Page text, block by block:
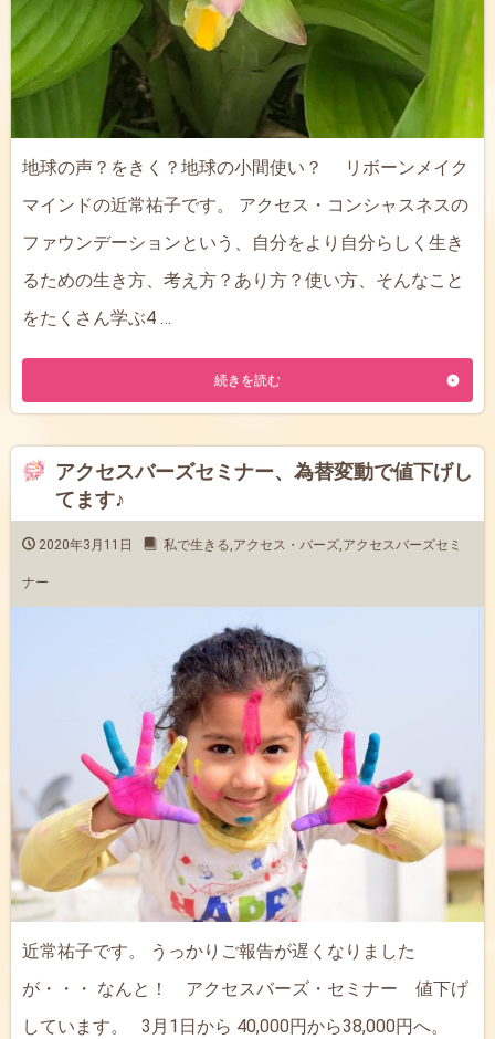
地球の声？をきく？地球の小間使い？ リボーンメイク
マインドの近常祐子です。 アクセス・コンシャスネスの
ファウンデーションという、自分をより自分らしく生き
るための生き方、考え方？あり方？使い方、そんなこと
をたくさん学ぶ4 …
続きを読む
アクセスバーズセミナー、為替変動で値下げし
てます♪
2020年3月11日 私で生きる,アクセス・バーズ,アクセスバーズセミ
ナー
近常祐子です。 うっかりご報告が遅くなりました
が・・・ なんと！ アクセスバーズ・セミナー 値下げ
しています。 3月1日から 40,000円から38,000円へ。